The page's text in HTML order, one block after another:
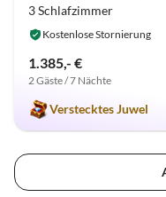
3 Schlafzimmer
Kostenlose Stornierung
1.385,- €
2 Gäste / 7 Nächte
Verstecktes Juwel